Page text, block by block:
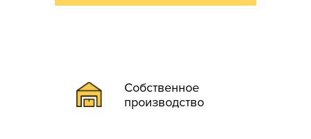
Собственное
производство